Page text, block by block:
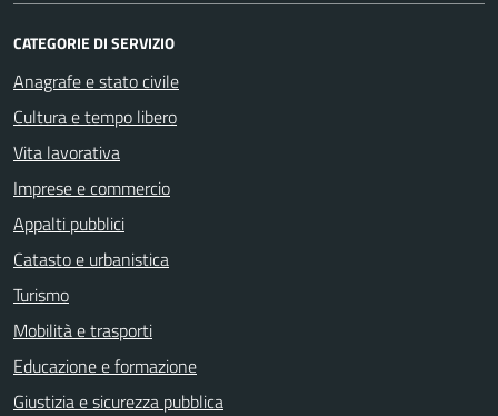
CATEGORIE DI SERVIZIO
Anagrafe e stato civile
Cultura e tempo libero
Vita lavorativa
Imprese e commercio
Appalti pubblici
Catasto e urbanistica
Turismo
Mobilità e trasporti
Educazione e formazione
Giustizia e sicurezza pubblica